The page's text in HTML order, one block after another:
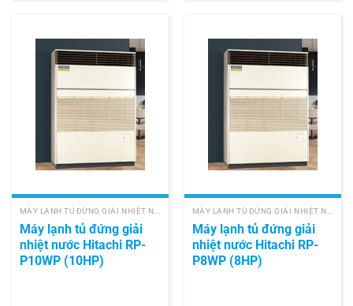
Máy lạnh tủ đứng giải
nhiệt nước Hitachi RP-
P10WP (10HP)
Máy lạnh tủ đứng giải
nhiệt nước Hitachi RP-
P8WP (8HP)